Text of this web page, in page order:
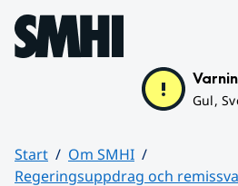
Hoppa till sidans innehåll
Gul,
Start
Om SMHI
Regeringsuppdrag och